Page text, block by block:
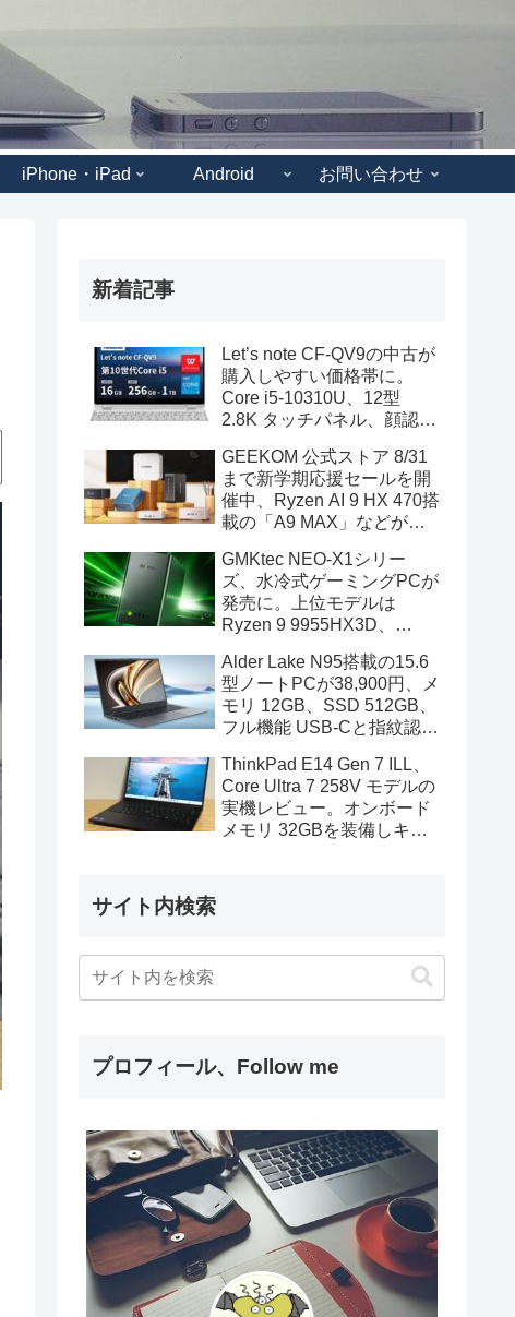
iPhone・iPad Android お問い合わせ
新着記事
Let’s note CF-QV9の中古が
購入しやすい価格帯に。
Core i5-10310U、12型
2.8K タッチパネル、顔認証
GEEKOM 公式ストア 8/31
まで新学期応援セールを開
催中、Ryzen AI 9 HX 470搭
載の「A9 MAX」などがセ
GMKtec NEO-X1シリー
ズ、水冷式ゲーミングPCが
発売に。上位モデルは
Ryzen 9 9955HX3D、
Alder Lake N95搭載の15.6
型ノートPCが38,900円、メ
モリ 12GB、SSD 512GB、
フル機能 USB-Cと指紋認証
ThinkPad E14 Gen 7 ILL、
Core Ultra 7 258V モデルの
実機レビュー。オンボード
メモリ 32GBを装備しキビ
サイト内検索
プロフィール、Follow me